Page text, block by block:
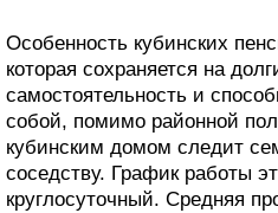
Особенность кубинских
которая сохраняется на
самостоятельность и
собой, помимо районной
кубинским домом следит
соседству. График работы
круглосуточный. Средняя